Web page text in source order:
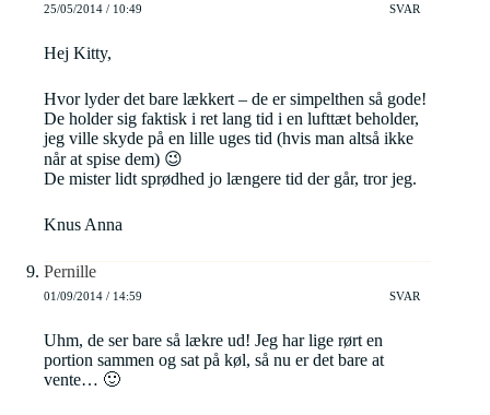
25/05/2014 / 10:49 SVAR
Hej Kitty,
Hvor lyder det bare lækkert – de er simpelthen så gode!
De holder sig faktisk i ret lang tid i en lufttæt beholder,
jeg ville skyde på en lille uges tid (hvis man altså ikke
når at spise dem) 😉
De mister lidt sprødhed jo længere tid der går, tror jeg.
Knus Anna
Pernille
01/09/2014 / 14:59 SVAR
Uhm, de ser bare så lækre ud! Jeg har lige rørt en
portion sammen og sat på køl, så nu er det bare at
vente… 🙂